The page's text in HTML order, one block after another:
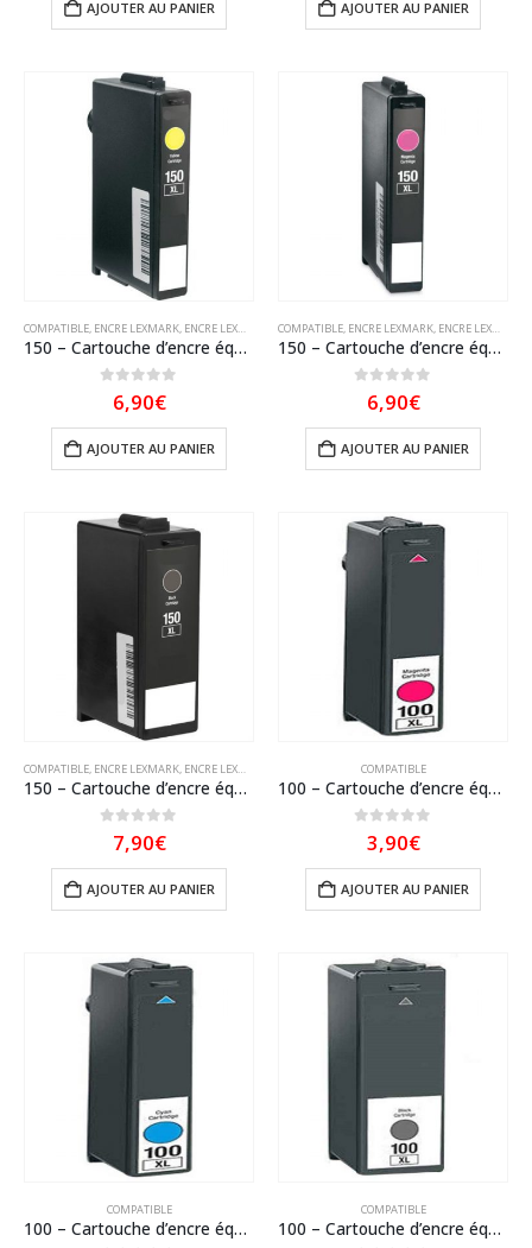
AJOUTER AU PANIER AJOUTER AU PANIER
COMPATIBLE, ENCRE LEXMARK, ENCRE LEXMARK COMPATIBLE
150 – Cartouche d’encre équivalent LEXMARK 150 XL 14N1618E compatible Jaune
sur 5
6,90€
AJOUTER AU PANIER
COMPATIBLE, ENCRE LEXMARK, ENCRE LEXMARK COMPATIBLE
150 – Cartouche d’encre équivalent Lexmark 150XL 14N1609 compatible Magenta
sur 5
6,90€
AJOUTER AU PANIER
COMPATIBLE, ENCRE LEXMARK, ENCRE LEXMARK COMPATIBLE
150 – Cartouche d’encre équivalent Lexmark 150 XL 14N1614E compatible Noir
sur 5
7,90€
AJOUTER AU PANIER
COMPATIBLE
100 – Cartouche d’encre équivalent LEXMARK 100XL 14N1068E compatible MAGENTA XL
sur 5
3,90€
AJOUTER AU PANIER
COMPATIBLE
100 – Cartouche d’encre équivalent LEXMARK 100XL 14N1069E compatible CYAN XL
COMPATIBLE
100 – Cartouche d’encre équivalent LEXMARK 100XL 14N1068E compatible NOIR XL